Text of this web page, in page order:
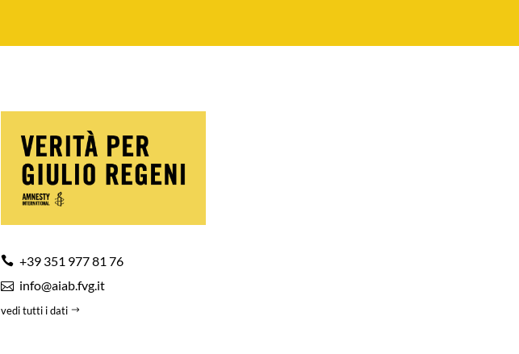
+39 351 977 81 76
info@aiab.fvg.it
vedi tutti i dati